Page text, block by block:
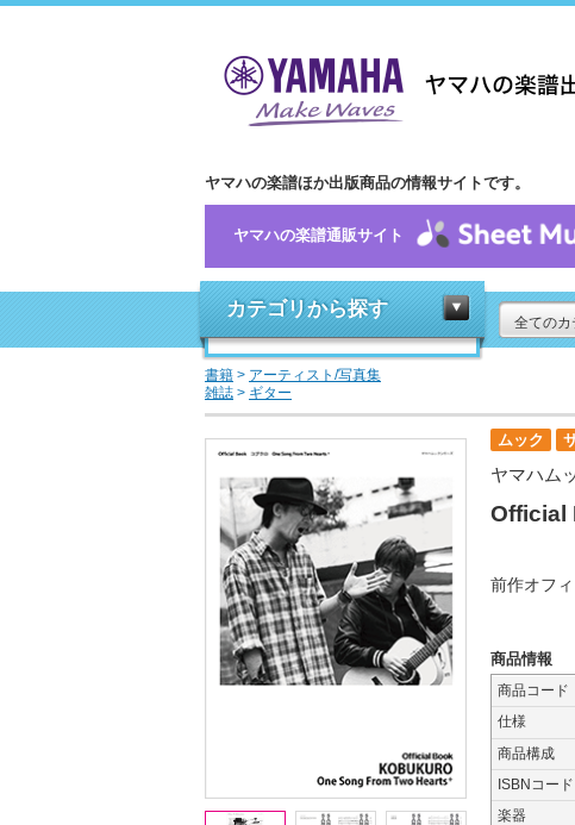
ヤマハの楽譜ほか出版商品の情報サイトです。
ヤマハの楽譜通販サイト
カテゴリから探す
全てのカ
書籍 > アーティスト/写真集
雑誌 > ギター
ムック
ヤマハム
Official
前作オフ
商品情報
商品コード
仕様
商品構成
ISBNコード
楽器